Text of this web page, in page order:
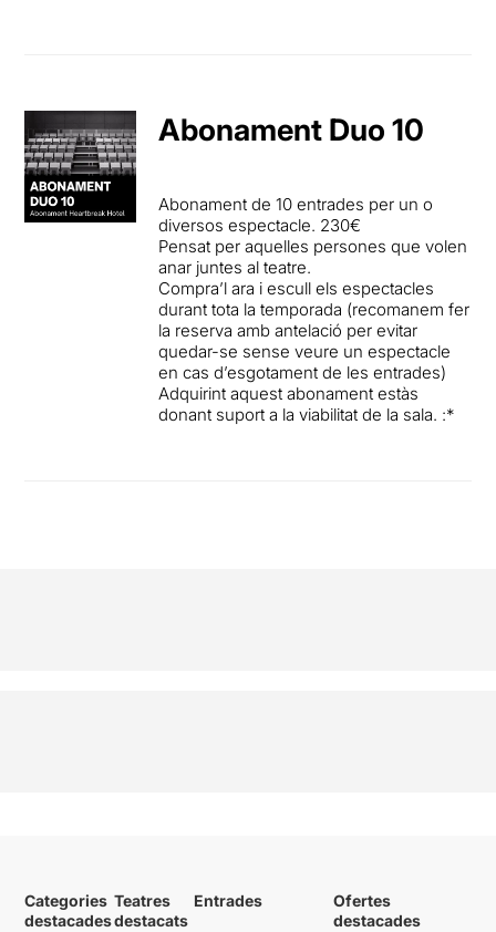
Abonament Duo 10
Abonament de 10 entrades per un o
diversos espectacle. 230€
Pensat per aquelles persones que volen
anar juntes al teatre.
Compra’l ara i escull els espectacles
durant tota la temporada (recomanem fer
la reserva amb antelació per evitar
quedar-se sense veure un espectacle
en cas d’esgotament de les entrades)
Adquirint aquest abonament estàs
donant suport a la viabilitat de la sala. :*
Categories
destacades
Teatres
destacats
Entrades
Ofertes
destacades